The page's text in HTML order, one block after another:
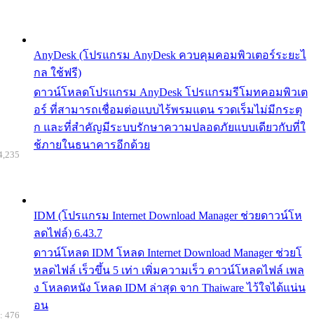
AnyDesk (โปรแกรม AnyDesk ควบคุมคอมพิวเตอร์ระยะไ
กล ใช้ฟรี)
ดาวน์โหลดโปรแกรม AnyDesk โปรแกรมรีโมทคอมพิวเต
อร์ ที่สามารถเชื่อมต่อแบบไร้พรมแดน รวดเร็มไม่มีกระตุ
ก และที่สำคัญมีระบบรักษาความปลอดภัยแบบเดียวกับที่ใ
ช้ภายในธนาคารอีกด้วย
IDM (โปรแกรม Internet Download Manager ช่วยดาวน์โห
ลดไฟล์) 6.43.7
ดาวน์โหลด IDM โหลด Internet Download Manager ช่วยโ
หลดไฟล์ เร็วขึ้น 5 เท่า เพิ่มความเร็ว ดาวน์โหลดไฟล์ เพล
ง โหลดหนัง โหลด IDM ล่าสุด จาก Thaiware ไว้ใจได้แน่น
อน
476